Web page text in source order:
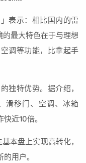
表示：相比国内的雷
最大特色在于与理想
调等功能，比拿起手
独特优势。据介绍，
滑移门、空调、冰箱
近10倍。
本盘上实现高转化，
用户。